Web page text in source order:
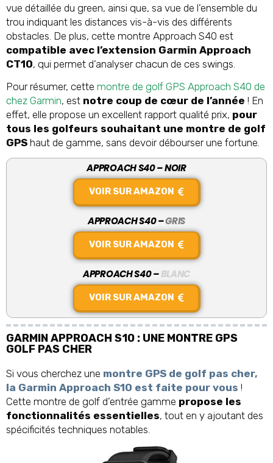
vue détaillée du green, ainsi que, sa vue de l’ensemble du
trou indiquant les distances vis-à-vis des différents
obstacles. De plus, cette montre Approach S40 est
compatible avec l’extension Garmin Approach
CT10, qui permet d’analyser chacun de ces swings.
Pour résumer, cette montre de golf GPS Approach S40 de
chez Garmin, est notre coup de cœur de l’année ! En
effet, elle propose un excellent rapport qualité prix, pour
tous les golfeurs souhaitant une montre de golf
GPS haut de gamme, sans devoir débourser une fortune.
APPROACH S40 – NOIR
VOIR SUR AMAZON
APPROACH S40 –GRIS
VOIR SUR AMAZON
APPROACH S40 –BLANC
VOIR SUR AMAZON
GARMIN APPROACH S10 : UNE MONTRE GPS
GOLF PAS CHER
Si vous cherchez une montre GPS de golf pas cher,
la Garmin Approach S10 est faite pour vous !
Cette montre de golf d’entrée gamme propose les
fonctionnalités essentielles, tout en y ajoutant des
spécificités techniques notables.